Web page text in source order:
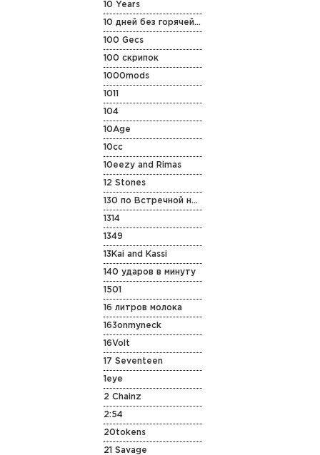
10 Years
10 дней без горячей воды
100 Gecs
100 скрипок
1000mods
1011
104
10Age
10cc
10eezy and Rimas
12 Stones
130 по Встречной на Старенькой Vespa
1314
1349
13Kai and Kassi
140 ударов в минуту
1501
16 литров молока
163onmyneck
16Volt
17 Seventeen
1eye
2 Chainz
2:54
20tokens
21 Savage